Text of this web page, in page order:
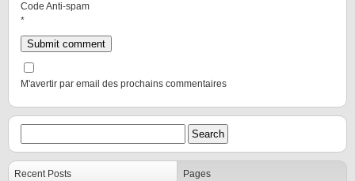
Code Anti-spam
*
M'avertir par email des prochains commentaires
Recent Posts Pages